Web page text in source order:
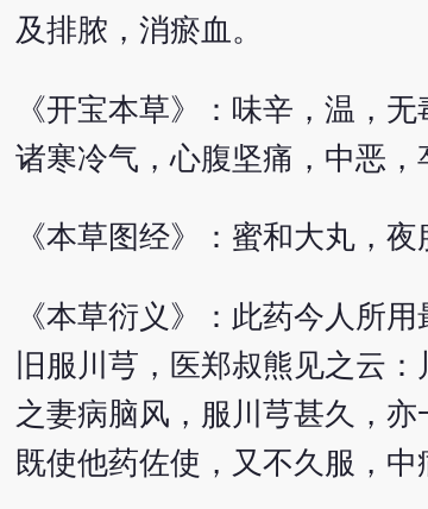
及排脓，消瘀血。
《开宝本草》：味辛，温，
诸寒冷气，心腹坚痛，中恶
《本草图经》：蜜和大丸，夜
《本草衍义》：此药今人所
旧服川芎，医郑叔熊见之云
之妻病脑风，服川芎甚久，
既使他药佐使，又不久服，中